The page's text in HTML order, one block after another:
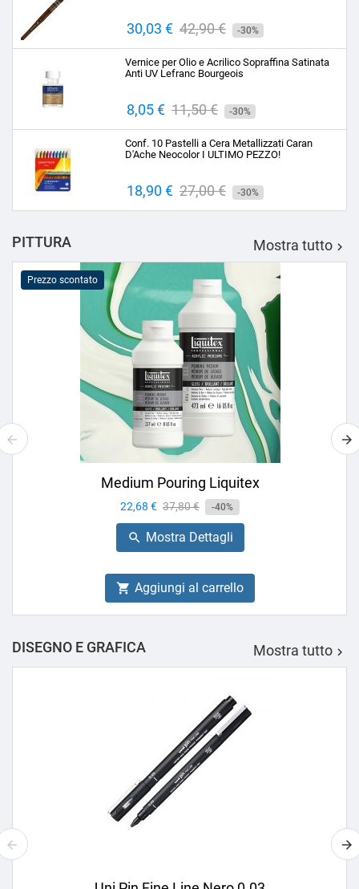
Prezzo
30,03 € Prezzo
base
42,90 € -30%
Vernice per Olio e Acrilico Sopraffina Satinata
Anti UV Lefranc Bourgeois
Prezzo
8,05 € Prezzo
base
11,50 € -30%
Conf. 10 Pastelli a Cera Metallizzati Caran
D'Ache Neocolor I ULTIMO PEZZO!
Prezzo
18,90 € Prezzo
base
27,00 € -30%
PITTURA Mostra tutto 
Prezzo scontato
Medium Pouring Liquitex
Prezzo
22,68 € Prezzo
base
37,80 € -40%
 Mostra Dettagli
 Aggiungi al carrello
DISEGNO E GRAFICA Mostra tutto 